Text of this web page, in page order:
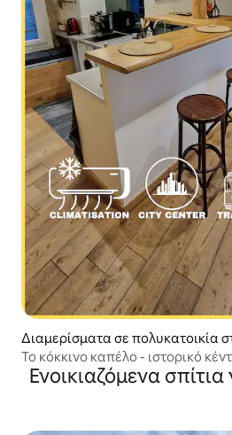
Διαμερίσματα σε πολυκατοικία
Μονπελιέ
Το κόκκινο καπέλο - ιστορικό
κλιματισμός
Ενοικιαζόμενα σπίτια